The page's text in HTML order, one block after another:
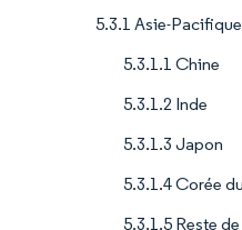
5.3.1 Asie-Pacifique
5.3.1.1 Chine
5.3.1.2 Inde
5.3.1.3 Japon
5.3.1.4 Corée
5.3.1.5 Reste